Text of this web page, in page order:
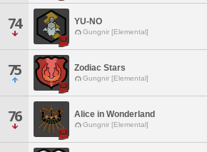
74 YU-NO
Gungnir [Elemental]
75 Zodiac Stars
Gungnir [Elemental]
76 Alice in Wonderland
Gungnir [Elemental]